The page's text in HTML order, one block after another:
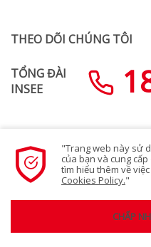
THEO DÕI CHÚNG TÔI
TỔNG ĐÀI
INSEE
© 2023 Siam City Cement
Chính sách
SƠ ĐỒ
"Trang web này sử
của bạn và cung
tìm hiểu thêm về
Cookies Policy."
CHẤP